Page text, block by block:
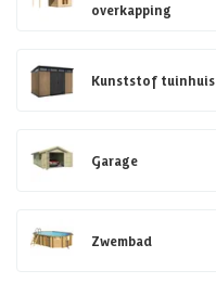
overkapping
Kunststof tuinhuis
Garage
Zwembad